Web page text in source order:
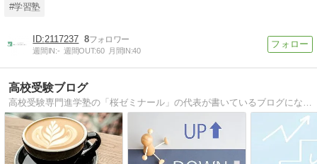
#学習塾
2117237 8
週間IN:- 週間OUT:60 月間IN:40
高校受験ブログ
高校受験専門進学塾の「桜ゼミナール」の代表が書いているブログになります。勉強の仕方、受験情報、塾の様子などを投稿しています。